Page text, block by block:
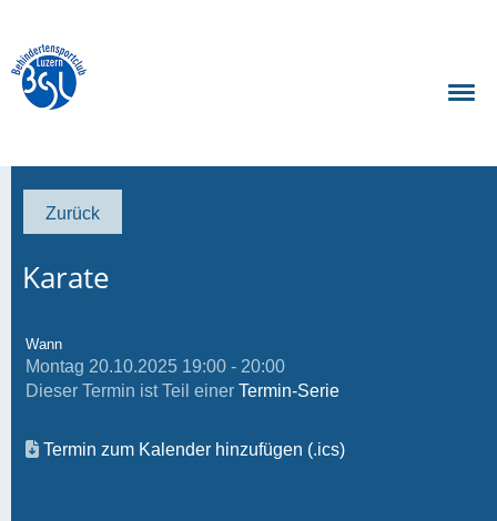
Zurück
Karate
Wann
Montag 20.10.2025 19:00 - 20:00
Dieser Termin ist Teil einer Termin-Serie
Termin zum Kalender hinzufügen (.ics)